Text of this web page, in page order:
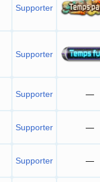
Supporter
Supporter
Supporter —
Supporter —
Supporter —